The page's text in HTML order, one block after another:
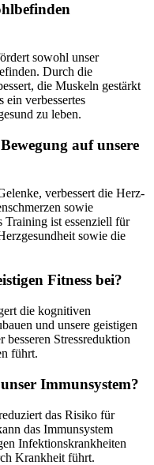
sowohl unser
Durch die
die Muskeln gestärkt
ein verbessertes
zu leben.
auf unsere
verbessert die Herz-
sowie
Training ist essenziell für
sowie die
Fitness bei?
die kognitiven
und unsere geistigen
besseren Stressreduktion
führt.
Immunsystem?
das Risiko für
das Immunsystem
Infektionskrankheiten
Krankheit führt.